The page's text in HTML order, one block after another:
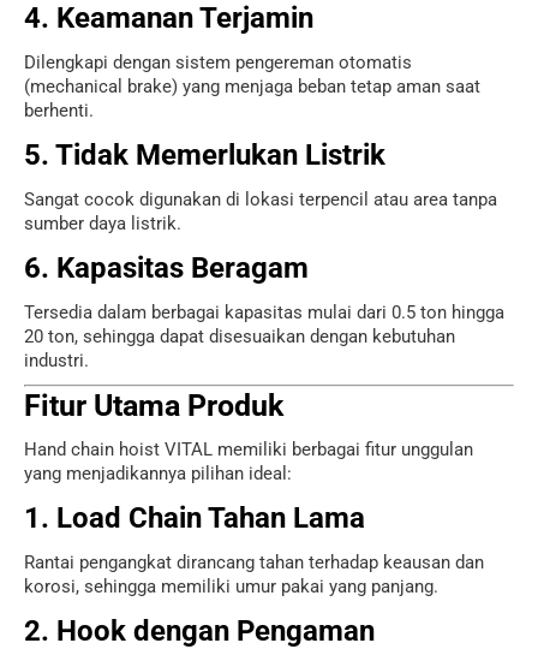
4. Keamanan Terjamin
Dilengkapi dengan sistem pengereman otomatis
(mechanical brake) yang menjaga beban tetap aman saat
berhenti.
5. Tidak Memerlukan Listrik
Sangat cocok digunakan di lokasi terpencil atau area tanpa
sumber daya listrik.
6. Kapasitas Beragam
Tersedia dalam berbagai kapasitas mulai dari 0.5 ton hingga
20 ton, sehingga dapat disesuaikan dengan kebutuhan
industri.
Fitur Utama Produk
Hand chain hoist VITAL memiliki berbagai fitur unggulan
yang menjadikannya pilihan ideal:
1. Load Chain Tahan Lama
Rantai pengangkat dirancang tahan terhadap keausan dan
korosi, sehingga memiliki umur pakai yang panjang.
2. Hook dengan Pengaman